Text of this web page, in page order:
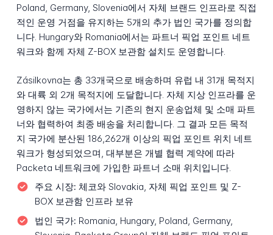
Poland, Germany, Slovenia에서 자체 브랜드 인프라로 직접
적인 운영 거점을 유지하는 5개의 추가 법인 국가를 정의합
니다. Hungary와 Romania에서는 파트너 픽업 포인트 네트
워크와 함께 자체 Z-BOX 보관함 설치도 운영합니다.
Zásilkovna는 총 33개국으로 배송하며 유럽 내 31개 목적지
와 대륙 외 2개 목적지에 도달합니다. 자체 지상 인프라를 운
영하지 않는 국가에서는 기존의 현지 운송업체 및 소매 파트
너와 협력하여 최종 배송을 처리합니다. 그 결과 모든 목적
지 국가에 분산된 186,262개 이상의 픽업 포인트 위치 네트
워크가 형성되었으며, 대부분은 개별 협력 계약에 따라
Packeta 네트워크에 가입한 파트너 소매 위치입니다.
주요 시장: 체코와 Slovakia, 자체 픽업 포인트 및 Z-
BOX 보관함 인프라 보유
법인 국가: Romania, Hungary, Poland, Germany,